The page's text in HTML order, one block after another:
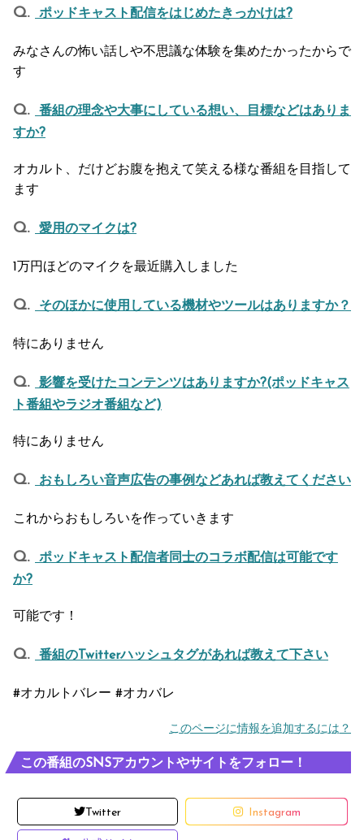
ポッドキャスト配信をはじめたきっかけは?
みなさんの怖い話しや不思議な体験を集めたかったからで
す
番組の理念や大事にしている想い、目標などはありま
すか?
オカルト、だけどお腹を抱えて笑える様な番組を目指して
ます
愛用のマイクは?
1万円ほどのマイクを最近購入しました
そのほかに使用している機材やツールはありますか？
特にありません
影響を受けたコンテンツはありますか?(ポッドキャス
ト番組やラジオ番組など)
特にありません
おもしろい音声広告の事例などあれば教えてください
これからおもしろいを作っていきます
ポッドキャスト配信者同士のコラボ配信は可能です
か?
可能です！
番組のTwitterハッシュタグがあれば教えて下さい
#オカルトバレー #オカバレ
このページに情報を追加するには？
この番組のSNSアカウントやサイトをフォロー！
Twitter Instagram